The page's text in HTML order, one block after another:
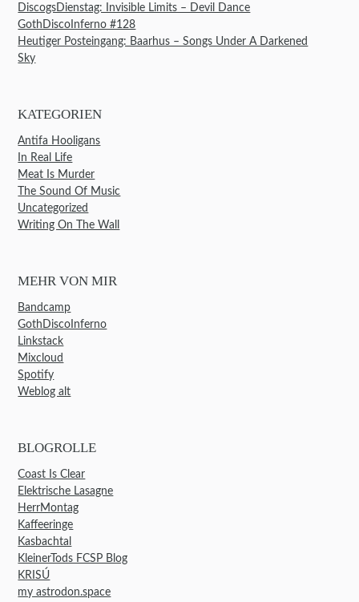
DiscogsDienstag: Invisible Limits – Devil Dance
GothDiscoInferno #128
Heutiger Posteingang: Baarhus – Songs Under A Darkened
Sky
KATEGORIEN
Antifa Hooligans
In Real Life
Meat Is Murder
The Sound Of Music
Uncategorized
Writing On The Wall
MEHR VON MIR
Bandcamp
GothDiscoInferno
Linkstack
Mixcloud
Spotify
Weblog alt
BLOGROLLE
Coast Is Clear
Elektrische Lasagne
HerrMontag
Kaffeeringe
Kasbachtal
KleinerTods FCSP Blog
KRISÚ
my astrodon.space